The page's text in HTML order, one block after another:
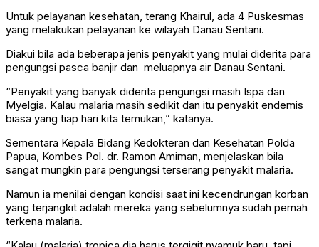
Untuk pelayanan kesehatan, terang Khairul, ada 4 Puskesmas
yang melakukan pelayanan ke wilayah Danau Sentani.
Diakui bila ada beberapa jenis penyakit yang mulai diderita para
pengungsi pasca banjir dan meluapnya air Danau Sentani.
“Penyakit yang banyak diderita pengungsi masih Ispa dan
Myelgia. Kalau malaria masih sedikit dan itu penyakit endemis
biasa yang tiap hari kita temukan,” katanya.
Sementara Kepala Bidang Kedokteran dan Kesehatan Polda
Papua, Kombes Pol. dr. Ramon Amiman, menjelaskan bila
sangat mungkin para pengungsi terserang penyakit malaria.
Namun ia menilai dengan kondisi saat ini kecendrungan korban
yang terjangkit adalah mereka yang sebelumnya sudah pernah
terkena malaria.